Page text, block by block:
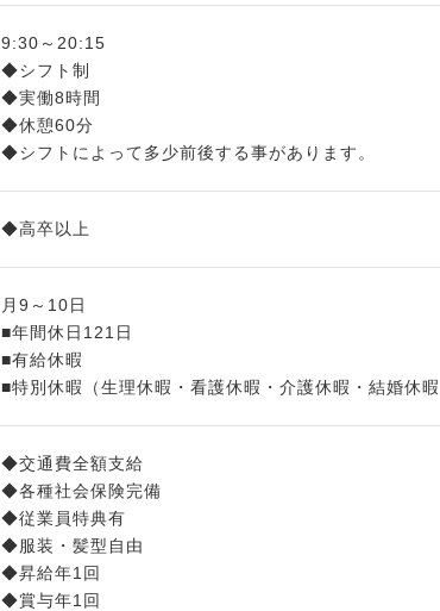
9:30～20:15
◆シフト制
◆実働8時間
◆休憩60分
◆シフトによって多少前後する事があります。
◆高卒以上
月9～10日
■年間休日121日
■有給休暇
■特別休暇（生理休暇・看護休暇・介護休暇・結婚休暇
◆交通費全額支給
◆各種社会保険完備
◆従業員特典有
◆服装・髪型自由
◆昇給年1回
◆賞与年1回